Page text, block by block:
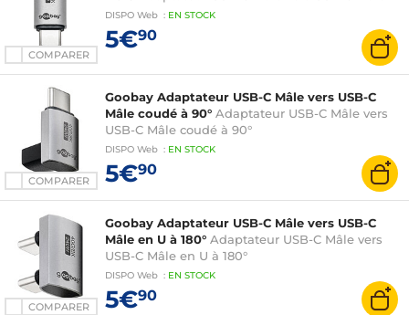
COMPARER
DISPO Web : EN STOCK
5€90
COMPARER
Goobay Adaptateur USB-C Mâle vers USB-C
Mâle coudé à 90° Adaptateur USB-C Mâle vers
USB-C Mâle coudé à 90°
DISPO Web : EN STOCK
5€90
COMPARER
Goobay Adaptateur USB-C Mâle vers USB-C
Mâle en U à 180° Adaptateur USB-C Mâle vers
USB-C Mâle en U à 180°
DISPO Web : EN STOCK
5€90